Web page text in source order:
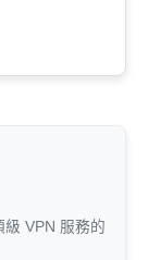
VPN 服務的